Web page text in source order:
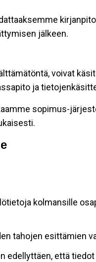
jälkeen.
voivat
ja
sopimus-
kolmansille
tahojen esittämien
edellyttäen, että